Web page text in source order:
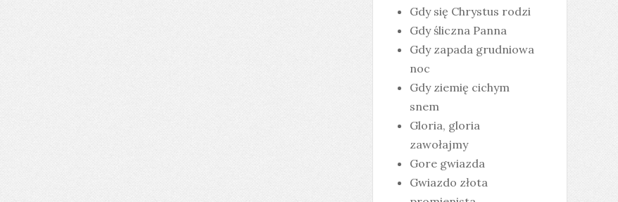
Gdy się Chrystus rodzi
Gdy śliczna Panna
Gdy zapada grudniowa
noc
Gdy ziemię cichym
snem
Gloria, gloria
zawołajmy
Gore gwiazda
Gwiazdo złota